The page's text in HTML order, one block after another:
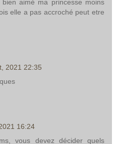
aimé ma princesse moins
elle a pas accroché peut etre
2021 22:35
16:24
vous devez décider quels